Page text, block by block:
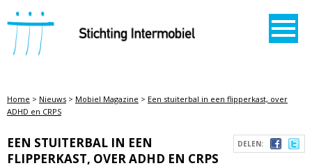
STICHTING INTERMOBIEL
Home > Nieuws > Mobiel Magazine > Een stuiterbal in een flipperkast, over
ADHD en CRPS
DELEN:
EEN STUITERBAL IN EEN
FLIPPERKAST, OVER ADHD EN CRPS